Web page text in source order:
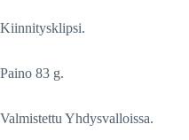
Kiinnitysklipsi.
Paino 83 g.
Valmistettu Yhdysvalloissa.